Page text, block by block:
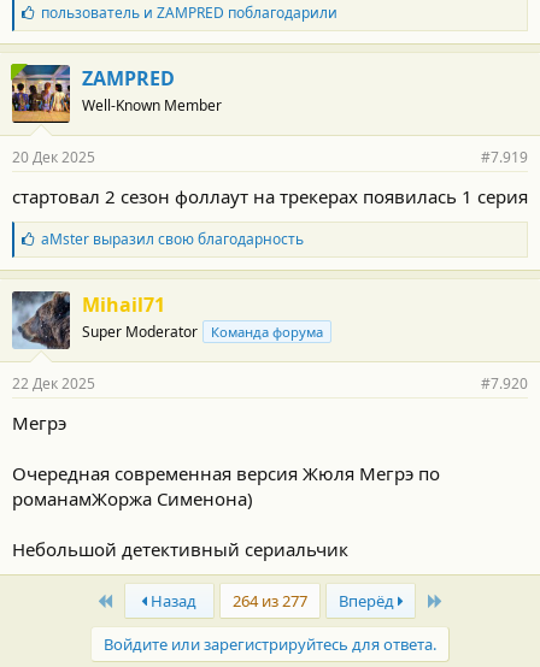
Б
л
а
г
о
д
а
н
с
т
и
:
пользовательи ZAMPRED поблагодарили
ZAMPRED
Well-Known Member
20 Дек 2025 #7.919
стартовал 2 сезон фоллаут на трекерах появилась 1 серия
Б
л
а
г
о
д
а
н
с
и
aMsterвыразил свою благодарность
Mihail71
Super Moderator Команда форума
22 Дек 2025 #7.920
Мегрэ
Очередная современная версия Жюля Мегрэ по
романамЖоржа Сименона)
Небольшой детективный сериальчик
First Назад 264 из 277 Вперёд
Войдите или зарегистрируйтесь для ответа.